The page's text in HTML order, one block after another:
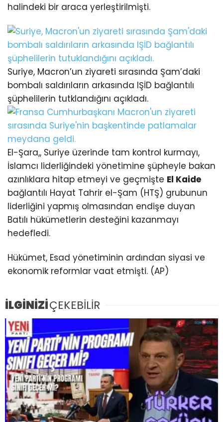
halindeki bir araca yerleştirilmişti.
Suriye, Macron’un ziyareti sırasında Şam’daki
bombalı saldırıların arkasında IŞİD bağlantılı
şüphelilerin tutklandığını açıkladı.
El-Şara,, Suriye üzerinde tam kontrol kurmayı,
İslamcı liderliğindeki yönetimine şüpheyle bakan
azınlıklara hitap etmeyi ve geçmişte El Kaide
bağlantılı Hayat Tahrir el-Şam (HTŞ) grubunun
liderliğini yapmış olmasından endişe duyan
Batılı hükümetlerin desteğini kazanmayı
hedefledi.
Hükümet, Esad yönetiminin ardından siyasi ve
ekonomik reformlar vaat etmişti. (AP)
İLGİNİZİÇEKEBİLİR